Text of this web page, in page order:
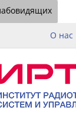
О нас